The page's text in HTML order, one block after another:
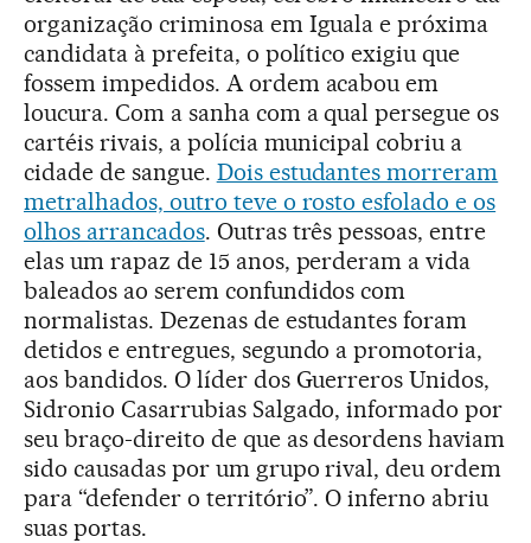
organização criminosa em Iguala e próxima
candidata à prefeita, o político exigiu que
fossem impedidos. A ordem acabou em
loucura. Com a sanha com a qual persegue os
cartéis rivais, a polícia municipal cobriu a
cidade de sangue. Dois estudantes morreram
metralhados, outro teve o rosto esfolado e os
olhos arrancados. Outras três pessoas, entre
elas um rapaz de 15 anos, perderam a vida
baleados ao serem confundidos com
normalistas. Dezenas de estudantes foram
detidos e entregues, segundo a promotoria,
aos bandidos. O líder dos Guerreros Unidos,
Sidronio Casarrubias Salgado, informado por
seu braço-direito de que as desordens haviam
sido causadas por um grupo rival, deu ordem
para “defender o território”. O inferno abriu
suas portas.